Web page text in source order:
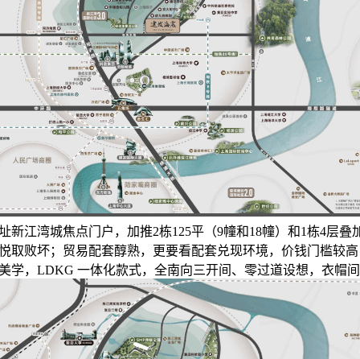
新江湾城焦点门户，加推2栋125平（9幢和18幢）和1栋4层叠
取败坏；贸易配套醇熟，更要看配套兑现环境，价钱门槛较
学，LDKG 一体化款式，全南向三开间、零过道设想，衣帽